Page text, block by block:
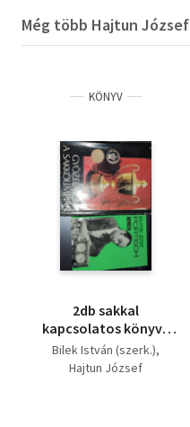
Még több Hajtun József
KÖNYV
2db sakkal
kapcsolatos könyv -
Bilek István (szerk.)-
Győzelmünk a
Bilek István (szerk.)
Hajtun József